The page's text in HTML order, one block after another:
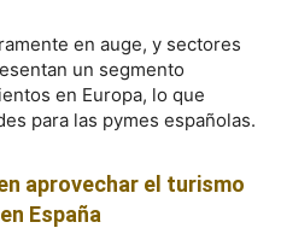
en auge, y sectores
un segmento
en Europa, lo que
para las pymes españolas.
aprovechar el turismo
España